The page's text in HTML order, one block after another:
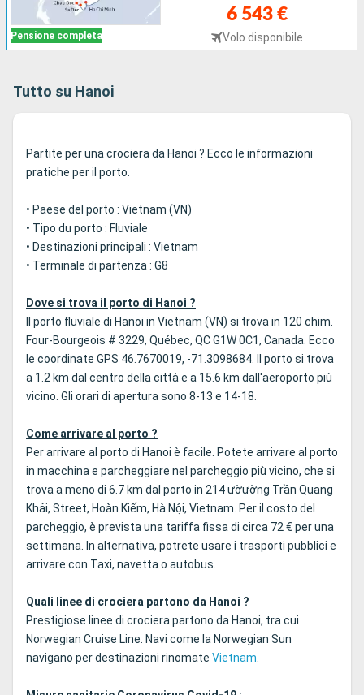
conoscere meglio la storia del centro di Hanoi.
Il tempio del Cavallo Bianco, costruito nell'XI secolo, è
per ospitare la Torre della Tartaruga nella sua parte
sull’acqua merita una visita per la sua magnifica
rappresentazione della vita quotidiana vietnamita e delle
Dong Xuan è il più grande, e assapora specialità locali come
il pho, una zuppa a cottura lenta, o contempla le facciate e
le pagode interne e altri templi per immergerti
completamente nella cultura del paese.
Pensione completa
6 543 €
Volo disponibile
Tutto su Hanoi
Partite per una crociera da Hanoi ? Ecco le informazioni
pratiche per il porto.
• Paese del porto : Vietnam (VN)
• Tipo du porto : Fluviale
• Destinazioni principali : Vietnam
• Terminale di partenza : G8
Dove si trova il porto di Hanoi ?
Il porto fluviale di Hanoi in Vietnam (VN) si trova in 120 chim.
Four-Bourgeois # 3229, Québec, QC G1W 0C1, Canada. Ecco
le coordinate GPS 46.7670019, -71.3098684. Il porto si trova
a 1.2 km dal centro della città e a 15.6 km dall'aeroporto più
vicino. Gli orari di apertura sono 8-13 e 14-18.
Come arrivare al porto ?
Per arrivare al porto di Hanoi è facile. Potete arrivare al porto
in macchina e parcheggiare nel parcheggio più vicino, che si
trova a meno di 6.7 km dal porto in 214 ườường Trần Quang
Khải, Street, Hoàn Kiếm, Hà Nội, Vietnam. Per il costo del
parcheggio, è prevista una tariffa fissa di circa 72 € per una
settimana. In alternativa, potrete usare i trasporti pubblici e
arrivare con Taxi, navetta o autobus.
Quali linee di crociera partono da Hanoi ?
Prestigiose linee di crociera partono da Hanoi, tra cui
Norwegian Cruise Line. Navi come la Norwegian Sun
navigano per destinazioni rinomate Vietnam.